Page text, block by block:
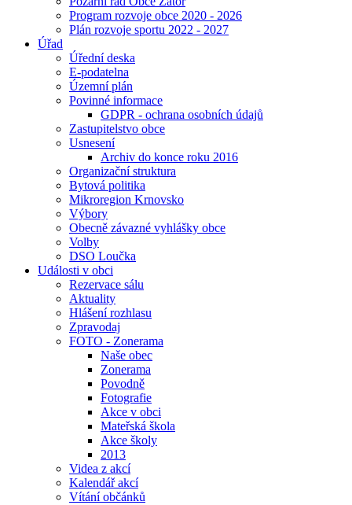
Program rozvoje obce 2020 - 2026
Plán rozvoje sportu 2022 - 2027
Úřad
Úřední deska
E-podatelna
Územní plán
Povinné informace
GDPR - ochrana osobních údajů
Zastupitelstvo obce
Usnesení
Archiv do konce roku 2016
Organizační struktura
Bytová politika
Mikroregion Krnovsko
Výbory
Obecně závazné vyhlášky obce
Volby
DSO Loučka
Události v obci
Rezervace sálu
Aktuality
Hlášení rozhlasu
Zpravodaj
FOTO - Zonerama
Naše obec
Zonerama
Povodně
Fotografie
Akce v obci
Mateřská škola
Akce školy
2013
Videa z akcí
Kalendář akcí
Vítání občánků